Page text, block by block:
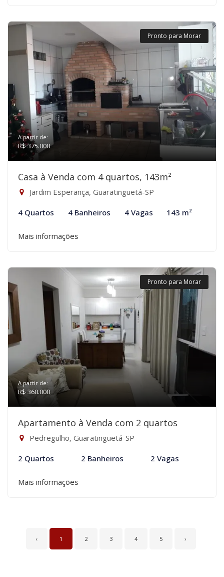
Pronto para Morar
A partir de:
R$ 375.000
Casa à Venda com 4 quartos, 143m²
Jardim Esperança, Guaratinguetá-SP
4 Quartos 4 Banheiros 4 Vagas 143 m²
Mais informações
Pronto para Morar
A partir de:
R$ 360.000
Apartamento à Venda com 2 quartos
Pedregulho, Guaratinguetá-SP
2 Quartos 2 Banheiros 2 Vagas
Mais informações
‹ 1 2 3 4 5 ›